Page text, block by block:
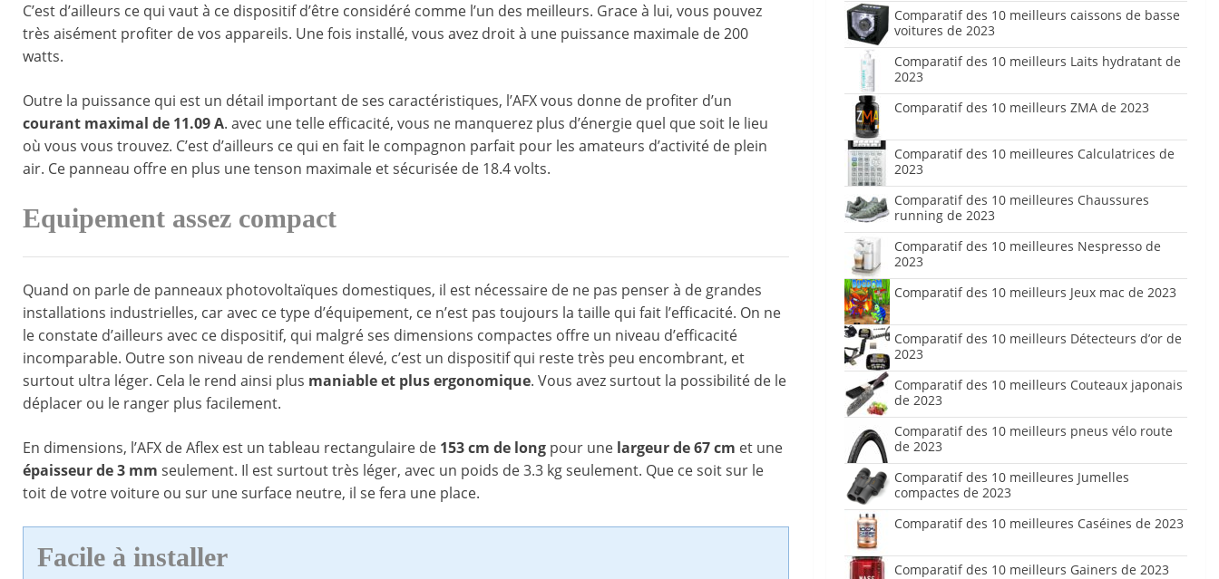
C’est d’ailleurs ce qui vaut à ce dispositif d’être considéré comme l’un des meilleurs. Grace à lui, vous pouvez
très aisément profiter de vos appareils. Une fois installé, vous avez droit à une puissance maximale de 200
watts.
Outre la puissance qui est un détail important de ses caractéristiques, l’AFX vous donne de profiter d’un
courant maximal de 11.09 A. avec une telle efficacité, vous ne manquerez plus d’énergie quel que soit le lieu
où vous vous trouvez. C’est d’ailleurs ce qui en fait le compagnon parfait pour les amateurs d’activité de plein
air. Ce panneau offre en plus une tenson maximale et sécurisée de 18.4 volts.
Equipement assez compact
Quand on parle de panneaux photovoltaïques domestiques, il est nécessaire de ne pas penser à de grandes
installations industrielles, car avec ce type d’équipement, ce n’est pas toujours la taille qui fait l’efficacité. On ne
le constate d’ailleurs avec ce dispositif, qui malgré ses dimensions compactes offre un niveau d’efficacité
incomparable. Outre son niveau de rendement élevé, c’est un dispositif qui reste très peu encombrant, et
surtout ultra léger. Cela le rend ainsi plus maniable et plus ergonomique. Vous avez surtout la possibilité de le
déplacer ou le ranger plus facilement.
En dimensions, l’AFX de Aflex est un tableau rectangulaire de 153 cm de long pour une largeur de 67 cm et une
épaisseur de 3 mm seulement. Il est surtout très léger, avec un poids de 3.3 kg seulement. Que ce soit sur le
toit de votre voiture ou sur une surface neutre, il se fera une place.
Facile à installer
Comparatif des 10 meilleurs caissons de basse
voitures de 2023
Comparatif des 10 meilleurs Laits hydratant de
2023
Comparatif des 10 meilleurs ZMA de 2023
Comparatif des 10 meilleures Calculatrices de
2023
Comparatif des 10 meilleures Chaussures
running de 2023
Comparatif des 10 meilleures Nespresso de
2023
Comparatif des 10 meilleurs Jeux mac de 2023
Comparatif des 10 meilleurs Détecteurs d’or de
2023
Comparatif des 10 meilleurs Couteaux japonais
de 2023
Comparatif des 10 meilleurs pneus vélo route
de 2023
Comparatif des 10 meilleures Jumelles
compactes de 2023
Comparatif des 10 meilleures Caséines de 2023
Comparatif des 10 meilleurs Gainers de 2023